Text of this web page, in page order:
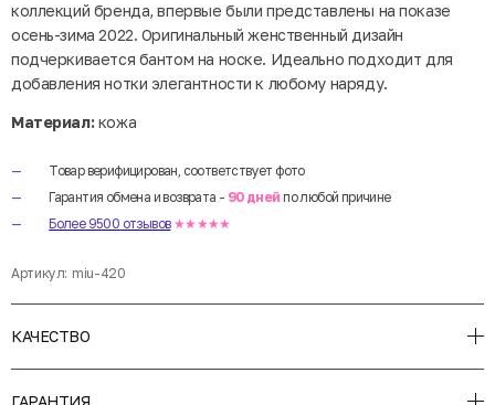
коллекций бренда, впервые были представлены на показе
осень-зима 2022. Оригинальный женственный дизайн
подчеркивается бантом на носке. Идеально подходит для
добавления нотки элегантности к любому наряду.
Материал:кожа
Товар верифицирован, соответствует фото
Гарантия обмена и возврата - 90 дней по любой причине
Более 9500 отзывов ★★★★★
Артикул: miu-420
КАЧЕСТВО
ГАРАНТИЯ